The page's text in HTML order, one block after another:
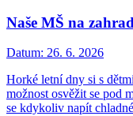
Naše MŠ na
Datum: 26. 6. 2026
Horké letní dny si s
možnost osvěžit se pod
se kdykoliv napít